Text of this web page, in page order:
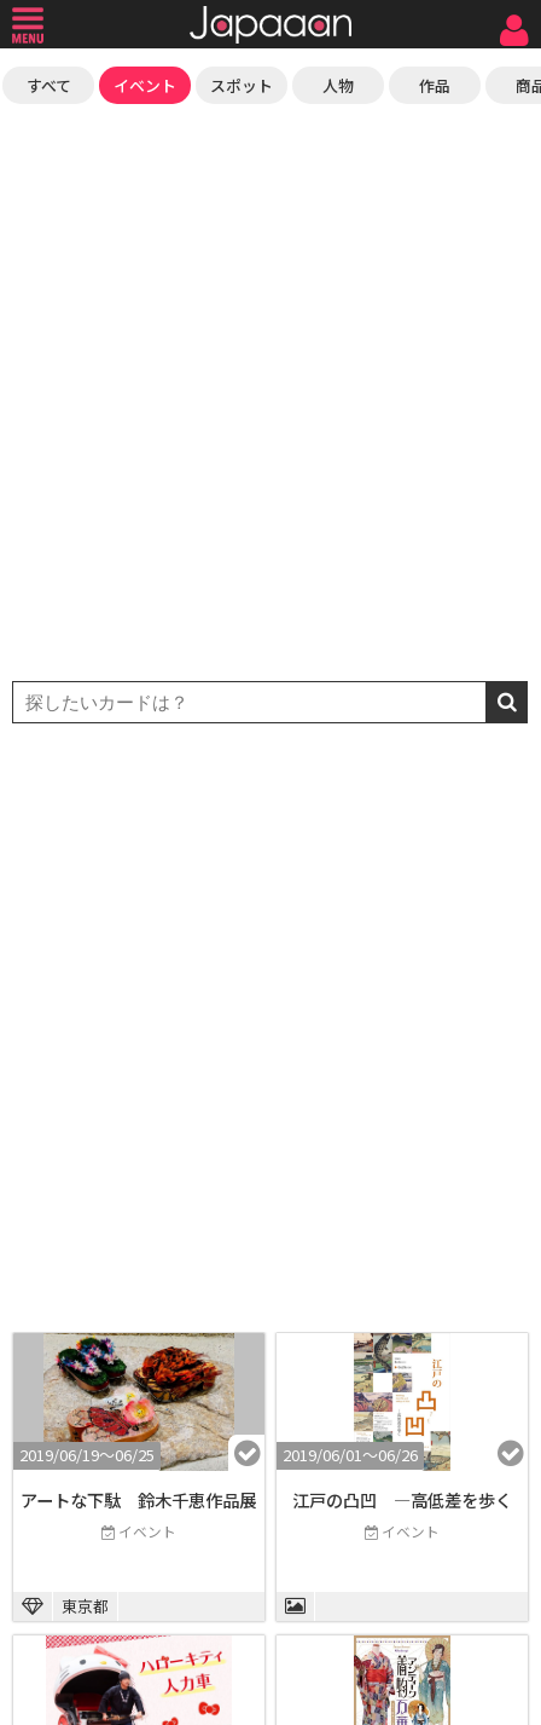
すべて イベント スポット 人物 作品 商
2019/06/19〜06/25
アートな下駄 鈴木千恵作品展
イベント
東京都
2019/06/01〜06/26
江戸の凸凹 ―高低差を歩く
イベント